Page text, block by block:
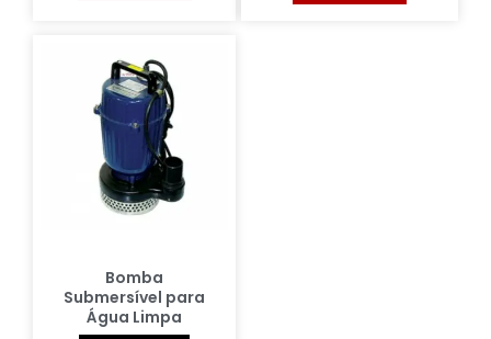
Bomba
Submersível para
Água Limpa